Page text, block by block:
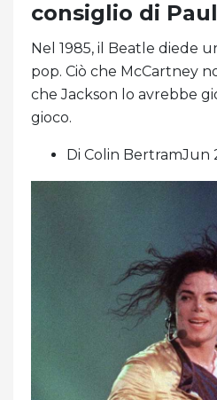
consiglio di
Nel 1985, il Beatle diede
pop. Ciò che McCartney
che Jackson lo avrebbe
gioco.
Di Colin BertramJun